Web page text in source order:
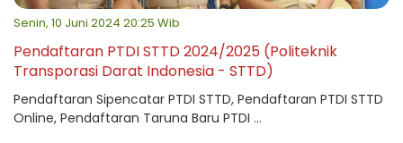
Senin, 10 Juni 2024 20:25 Wib
Pendaftaran PTDI STTD 2024/2025 (Politeknik
Transporasi Darat Indonesia - STTD)
Pendaftaran Sipencatar PTDI STTD, Pendaftaran PTDI STTD
Online, Pendaftaran Taruna Baru PTDI ...